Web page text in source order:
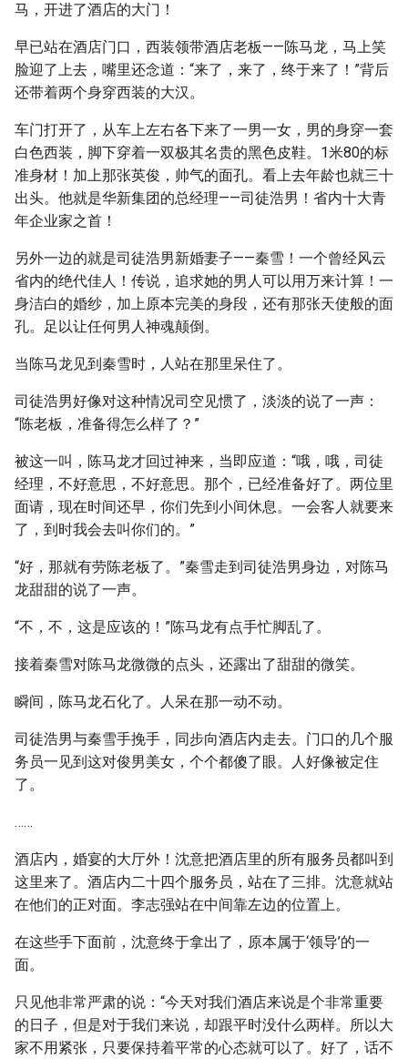
马，开进了酒店的大门！
早已站在酒店门口，西装领带酒店老板——陈马龙，马上笑
脸迎了上去，嘴里还念道：“来了，来了，终于来了！”背后
还带着两个身穿西装的大汉。
车门打开了，从车上左右各下来了一男一女，男的身穿一套
白色西装，脚下穿着一双极其名贵的黑色皮鞋。1米80的标
准身材！加上那张英俊，帅气的面孔。看上去年龄也就三十
出头。他就是华新集团的总经理——司徒浩男！省内十大青
年企业家之首！
另外一边的就是司徒浩男新婚妻子——秦雪！一个曾经风云
省内的绝代佳人！传说，追求她的男人可以用万来计算！一
身洁白的婚纱，加上原本完美的身段，还有那张天使般的面
孔。足以让任何男人神魂颠倒。
当陈马龙见到秦雪时，人站在那里呆住了。
司徒浩男好像对这种情况司空见惯了，淡淡的说了一声：
“陈老板，准备得怎么样了？”
被这一叫，陈马龙才回过神来，当即应道：“哦，哦，司徒
经理，不好意思，不好意思。那个，已经准备好了。两位里
面请，现在时间还早，你们先到小间休息。一会客人就要来
了，到时我会去叫你们的。”
“好，那就有劳陈老板了。”秦雪走到司徒浩男身边，对陈马
龙甜甜的说了一声。
“不，不，这是应该的！”陈马龙有点手忙脚乱了。
接着秦雪对陈马龙微微的点头，还露出了甜甜的微笑。
瞬间，陈马龙石化了。人呆在那一动不动。
司徒浩男与秦雪手挽手，同步向酒店内走去。门口的几个服
务员一见到这对俊男美女，个个都傻了眼。人好像被定住
了。
……
酒店内，婚宴的大厅外！沈意把酒店里的所有服务员都叫到
这里来了。酒店内二十四个服务员，站在了三排。沈意就站
在他们的正对面。李志强站在中间靠左边的位置上。
在这些手下面前，沈意终于拿出了，原本属于‘领导’的一
面。
只见他非常严肃的说：“今天对我们酒店来说是个非常重要
的日子，但是对于我们来说，却跟平时没什么两样。所以大
家不用紧张，只要保持着平常的心态就可以了。好了，话不